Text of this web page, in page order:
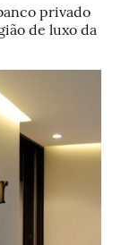
privado
de luxo da